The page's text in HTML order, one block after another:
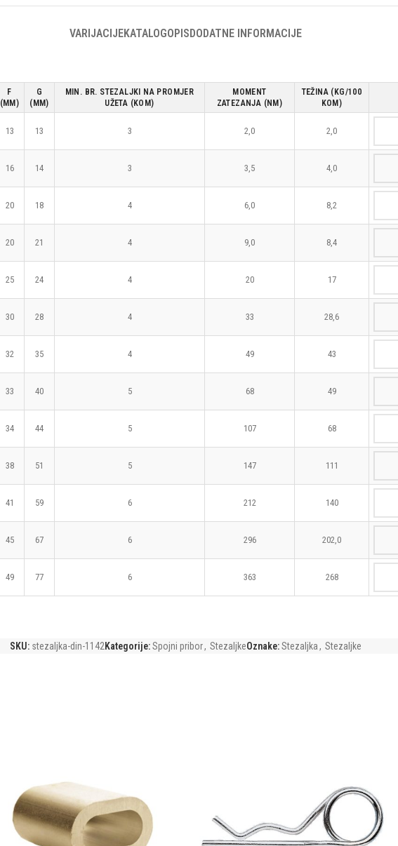
VARIJACIJEKATALOGOPISDODATNE INFORMACIJE
F
(MM)
G
(MM)
MIN. BR. STEZALJKI NA PROMJER
UŽETA (KOM)
MOMENT
ZATEZANJA (NM)
TEŽINA (KG/100
KOM)
13 13 3 2,0 2,0
16 14 3 3,5 4,0
20 18 4 6,0 8,2
20 21 4 9,0 8,4
25 24 4 20 17
30 28 4 33 28,6
32 35 4 49 43
33 40 5 68 49
34 44 5 107 68
38 51 5 147 111
41 59 6 212 140
45 67 6 296 202,0
49 77 6 363 268
SKU: stezaljka-din-1142Kategorije: Spojni pribor, StezaljkeOznake: Stezaljka, Stezaljke